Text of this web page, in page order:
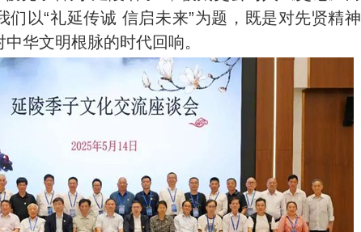
们以“礼延传诚 信启未来”为题，既是对先贤精神
华文明根脉的时代回响。